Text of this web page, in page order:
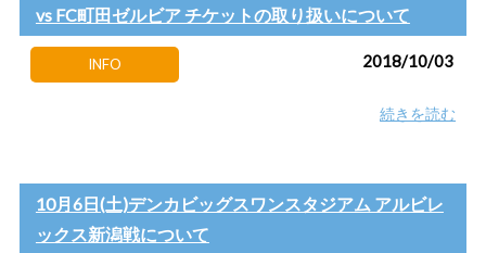
vs FC町田ゼルビア チケットの取り扱いについて
INFO 2018/10/03
続きを読む
10月6日(土)デンカビッグスワンスタジアム アルビレ
ックス新潟戦について